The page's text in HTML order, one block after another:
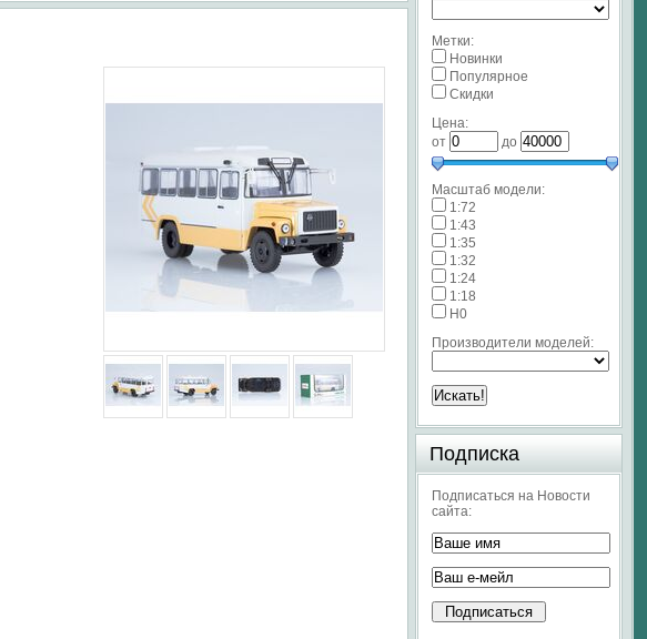
Метки:
Новинки
Популярное
Скидки
Цена:
от
до
Масштаб модели:
1:72
1:43
1:35
1:32
1:24
1:18
H0
Производители моделей:
Подписка
Подписаться на Новости
сайта: